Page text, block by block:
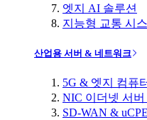
엣지 AI 솔루션
지능형 교통 시
산업용 서버 & 네트워크
5G & 엣지 컴퓨
NIC 이더넷 서
SD-WAN &